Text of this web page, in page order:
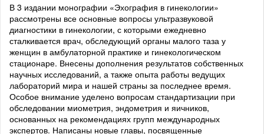
В 3 издании монографии «Эхография в гинекологии»
рассмотрены все основные вопросы ультразвуковой
диагностики в гинекологии, с которыми ежедневно
сталкивается врач, обследующий органы малого таза у
женщин в амбулаторной практике и гинекологическом
стационаре. Внесены дополнения результатов собственных
научных исследований, а также опыта работы ведущих
лабораторий мира и нашей страны за последнее время.
Особое внимание уделено вопросам стандартизации при
обследовании миометрия, эндометрия и яичников,
основанных на рекомендациях групп международных
экспертов. Написаны новые главы, посвященные